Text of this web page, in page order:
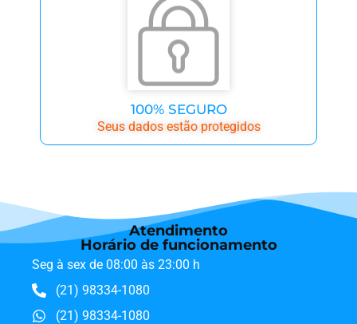
100% SEGURO
Seus dados estão protegidos
Atendimento
Horário de funcionamento
Seg à sex de 08:00 às 23:00 h
(21) 98334-1080
(21) 98334-1080